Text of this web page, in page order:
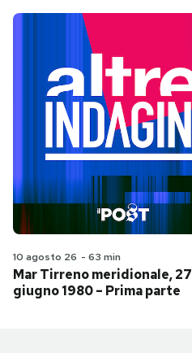
10 agosto 26 - 63 min
Mar Tirreno meridionale, 27
giugno 1980 – Prima parte